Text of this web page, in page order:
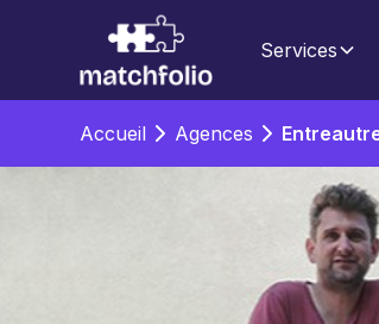
Services
Accueil Agences